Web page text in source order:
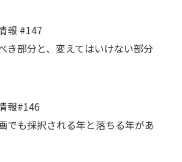
報 #147
き部分と、変えてはいけない部分
報#146
でも採択される年と落ちる年があ